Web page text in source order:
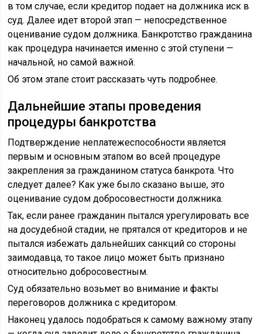
в том случае, если кредитор подает на должника иск в
суд. Далее идет второй этап — непосредственное
оценивание судом должника. Банкротство гражданина
как процедура начинается именно с этой ступени —
начальной, но самой важной.
Об этом этапе стоит рассказать чуть подробнее.
Дальнейшие этапы проведения
процедуры банкротства
Подтверждение неплатежеспособности является
первым и основным этапом во всей процедуре
закрепления за гражданином статуса банкрота. Что
следует далее? Как уже было сказано выше, это
оценивание судом добросовестности должника.
Так, если ранее гражданин пытался урегулировать все
на досудебной стадии, не прятался от кредиторов и не
пытался избежать дальнейших санкций со стороны
заимодавца, то такое лицо может быть признано
относительно добросовестным.
Суд обязательно возьмет во внимание и факты
переговоров должника с кредитором.
Наконец удалось подобраться к самому важному этапу